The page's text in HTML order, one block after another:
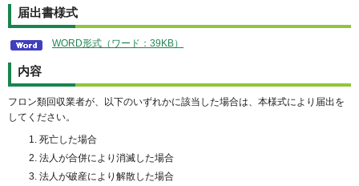
届出書様式
WORD形式（ワード：39KB）
内容
フロン類回収業者が、以下のいずれかに該当した場合は、本様式により届出を
してください。
死亡した場合
法人が合併により消滅した場合
法人が破産により解散した場合